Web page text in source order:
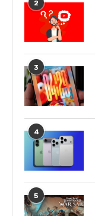
2
3
4
5